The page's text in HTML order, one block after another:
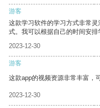
游客
这款学习软件的学习方式非常
式。我可以根据自己的时间安排
2023-12-30
游客
这款app的视频资源非常丰富，
2023-12-30